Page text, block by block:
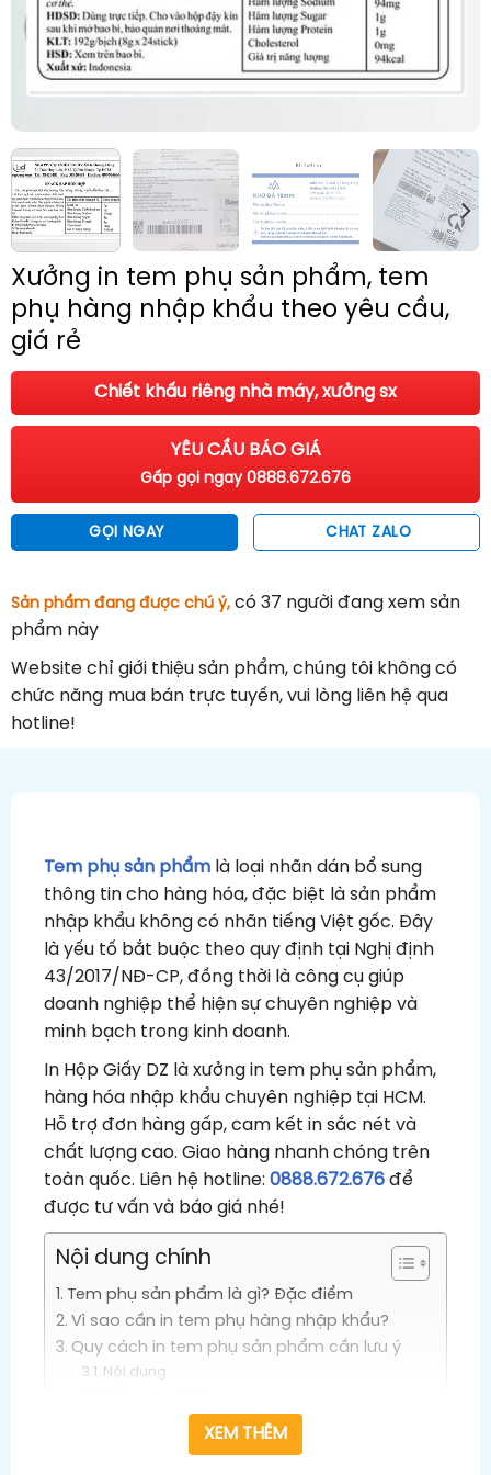
Xưởng in tem phụ sản phẩm, tem
phụ hàng nhập khẩu theo yêu cầu,
giá rẻ
Chiết khấu riêng nhà máy, xưởng sx
YÊU CẦU BÁO GIÁ
Gấp gọi ngay 0888.672.676
GỌI NGAY CHAT ZALO
Sản phẩm đang được chú ý, có 37 người đang xem sản
phẩm này
Website chỉ giới thiệu sản phẩm, chúng tôi không có
chức năng mua bán trực tuyến, vui lòng liên hệ qua
hotline!
Tem phụ sản phẩm là loại nhãn dán bổ sung
thông tin cho hàng hóa, đặc biệt là sản phẩm
nhập khẩu không có nhãn tiếng Việt gốc. Đây
là yếu tố bắt buộc theo quy định tại Nghị định
43/2017/NĐ-CP, đồng thời là công cụ giúp
doanh nghiệp thể hiện sự chuyên nghiệp và
minh bạch trong kinh doanh.
In Hộp Giấy DZ là xưởng in tem phụ sản phẩm,
hàng hóa nhập khẩu chuyên nghiệp tại HCM.
Hỗ trợ đơn hàng gấp, cam kết in sắc nét và
chất lượng cao. Giao hàng nhanh chóng trên
toàn quốc. Liên hệ hotline: 0888.672.676 để
được tư vấn và báo giá nhé!
Nội dung chính
Tem phụ sản phẩm là gì? Đặc điểm
Vì sao cần in tem phụ hàng nhập khẩu?
Quy cách in tem phụ sản phẩm cần lưu ý
Nội dung
Kích thước, vị trí dán
XEM THÊM